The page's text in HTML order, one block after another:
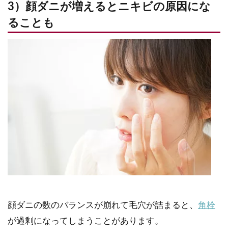
3）顔ダニが増えるとニキビの原因にな
ることも
顔ダニの数のバランスが崩れて毛穴が詰まると、 角栓
が過剰になってしまうことがあります。